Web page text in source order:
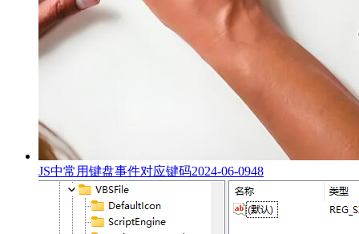
JS中常用键盘事件对应键码2024-06-0948